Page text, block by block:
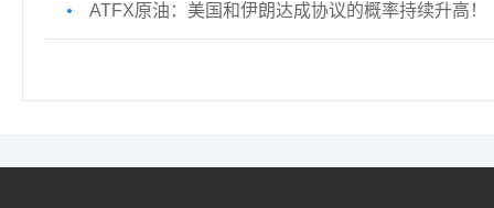
ATFX原油：美国和伊朗达成协议的概率持续升高！